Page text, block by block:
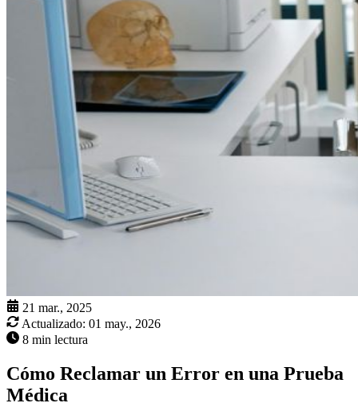
21 mar., 2025
Actualizado: 01 may., 2026
8 min lectura
Cómo Reclamar un Error en una Prueba
Médica